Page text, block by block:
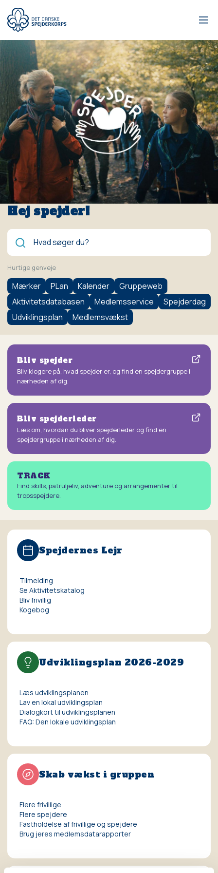
hovedindhold
Hej spejder!
Søg
Hurtige genveje
Mærker PLan Kalender
Gruppeweb
Aktivitetsdatabasen
Medlemsservice
Spejderdag
Udviklingsplan
Medlemsvækst
Bliv spejder
Bliv klogere på, hvad spejder er, og find en spejdergruppe i
nærheden af dig.
Bliv spejderleder
Læs om, hvordan du bliver spejderleder og find en
spejdergruppe i nærheden af dig.
TRACK
Find skills, patruljeliv, adventure og arrangementer til
tropsspejdere.
Spejdernes Lejr
Tilmelding
Se Aktivitetskatalog
Bliv frivillig
Kogebog
Udviklingsplan 2026-2029
Læs udviklingsplanen
Lav en lokal udviklingsplan
Dialogkort til udviklingsplanen
FAQ: Den lokale udviklingsplan
Skab vækst i gruppen
Flere frivillige
Flere spejdere
Fastholdelse af frivillige og spejdere
Brug jeres medlemsdatarapporter